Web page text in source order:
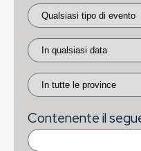
Contenente il